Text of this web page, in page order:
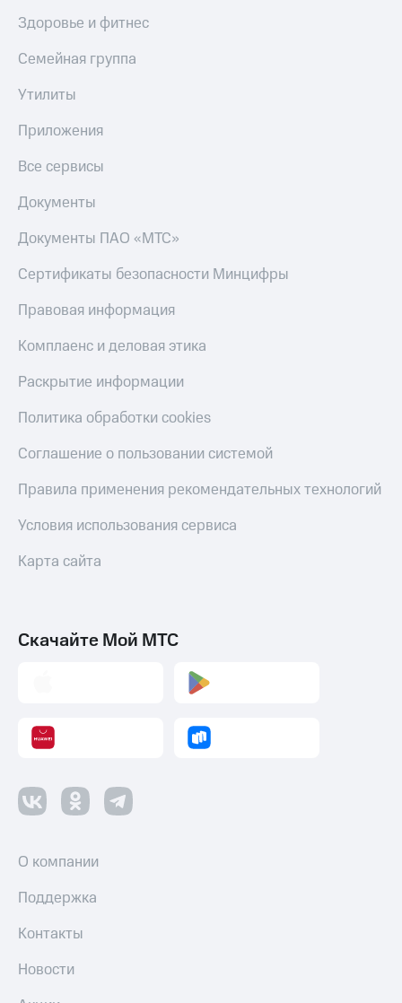
Здоровье и фитнес
Семейная группа
Утилиты
Приложения
Все сервисы
Документы
Документы ПАО «МТС»
Сертификаты безопасности Минцифры
Правовая информация
Комплаенс и деловая этика
Раскрытие информации
Политика обработки cookies
Соглашение о пользовании системой
Правила применения рекомендательных технологий
Условия использования сервиса
Карта сайта
Скачайте Мой МТС
О компании
Поддержка
Контакты
Новости